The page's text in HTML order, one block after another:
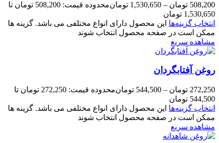
508,200 تومان –
1,530,650 تومان
محدوده قیمت: 508,200 تومان تا
1,530,650 تومان
انتخاب گزینه‌ها این محصول دارای انواع مختلفی می باشد. گزینه ها
ممکن است در صفحه محصول انتخاب شوند
مشاهده سریع
روغن آفتابگردان
272,250 تومان –
544,500 تومان
محدوده قیمت: 272,250 تومان تا
544,500 تومان
انتخاب گزینه‌ها این محصول دارای انواع مختلفی می باشد. گزینه ها
ممکن است در صفحه محصول انتخاب شوند
مشاهده سریع